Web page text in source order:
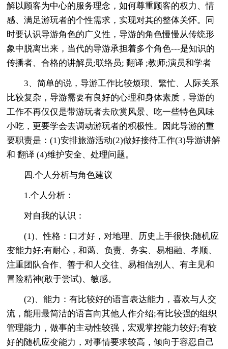
解以顾客为中心的服务理念，如何尊重顾客的权力、情
感、满足游玩者的个性需求，实现对其的整体关怀。同
时要认识导游角色的广义性，导游的角色慢慢从传统形
象中脱离出来，当代的导游承担着多个角色---是知识的
传播者、合格的讲解员;联络员; 翻译 ;教师;演员和学者
3、简单的说，导游工作比较烦琐、繁忙、人际关系
比较复杂，导游需要有良好的心理和身体素质，导游的
工作不再仅仅是带游玩者去欣赏风景、吃一些特色风味
小吃，更要学会去调动游玩者的积极性。因此导游的重
要职责是：(1)安排旅游活动(2)做好接待工作(3)导游讲解
和 翻译 (4)维护安全、处理问题。
四.个人分析与角色建议
1.个人分析：
对自我的认识：
(1)、性格：口才好，对地理、历史上手很快;随机应
变能力好;有耐心，和蔼、负责、务实、易相融、孝顺、
注重团队合作、善于和人交往、易相信别人、有主见和
冒险精神(敢于尝试)、敏感。
(2)、能力：有比较好的语言表达能力，喜欢与人交
流，能用最简洁的语言向其他人作介绍;有比较强的组织
管理能力，做事的主动性较强，宏观掌控能力较好;有较
好的随机应变能力，对事情要求较高，倾向于容忍自己